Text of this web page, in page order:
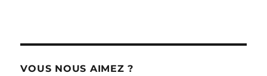
VOUS NOUS AIMEZ ?